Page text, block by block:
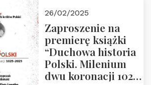
26/02/2025
Zaproszenie na
premierę książki
“Duchowa historia
Polski. Milenium
dwu koronacji 1025-